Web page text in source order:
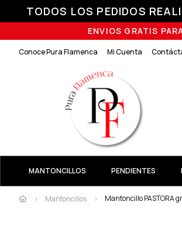
TODOS LOS PEDIDOS
ENVIOS GRATIS
Conoce Pura Flamenca Mi Cuenta
MANTONCILLOS PENDIENTES
Mantoncillos Mantoncillo PASTORA